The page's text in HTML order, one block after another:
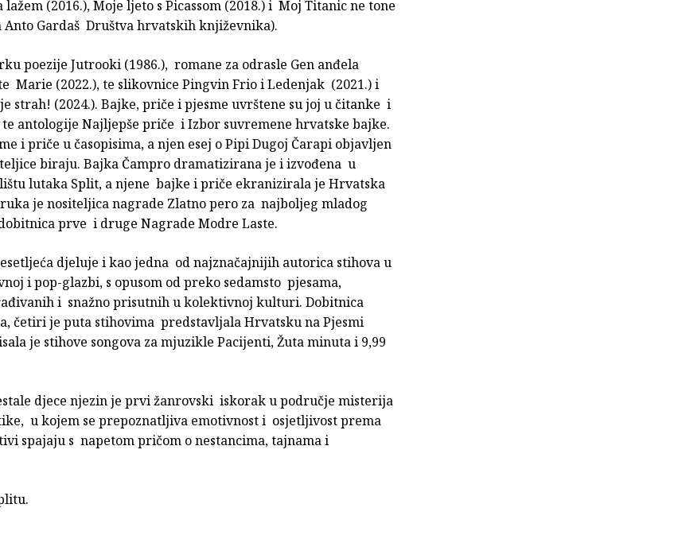
(2016.), Moje ljeto s Picassom (2018.) i Moj Titanic ne tone
Anto Gardaš Društva hrvatskih književnika).
poezije Jutrooki (1986.), romane za odrasle Gen anđela
Marie (2022.), te slikovnice Pingvin Frio i Ledenjak (2021.) i
strah! (2024.). Bajke, priče i pjesme uvrštene su joj u čitanke i
antologije Najljepše priče i Izbor suvremene hrvatske bajke.
i priče u časopisima, a njen esej o Pipi Dugoj Čarapi objavljen
biraju. Bajka Čampro dramatizirana je i izvođena u
lutaka Split, a njene bajke i priče ekranizirala je Hrvatska
je nositeljica nagrade Zlatno pero za najboljeg mladog
prve i druge Nagrade Modre Laste.
djeluje i kao jedna od najznačajnijih autorica stihova u
i pop-glazbi, s opusom od preko sedamsto pjesama,
i snažno prisutnih u kolektivnoj kulturi. Dobitnica
četiri je puta stihovima predstavljala Hrvatsku na Pjesmi
je stihove songova za mjuzikle Pacijenti, Žuta minuta i 9,99
djece njezin je prvi žanrovski iskorak u područje misterija
u kojem se prepoznatljiva emotivnost i osjetljivost prema
spajaju s napetom pričom o nestancima, tajnama i